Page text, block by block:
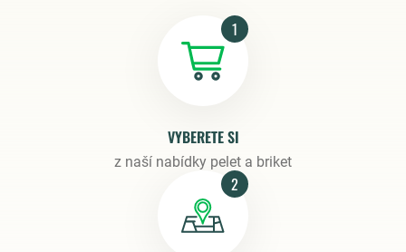
1
VYBERETE SI
z naší nabídky pelet a briket
2